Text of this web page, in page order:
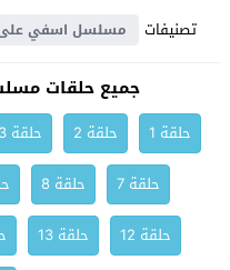
تصنيفات
مسلسل اسفي
جميع حلقات
حلقة 1 حلقة 2 حلقة 3
حلقة 7
حلقة 8
حلقة 12
حلقة 13